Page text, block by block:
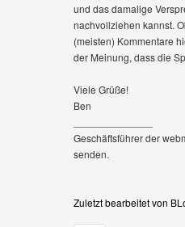
und das damalige
nachvollziehen kannst.
(meisten) Kommentare
der Meinung, dass die
Viele Grüße!
Ben
Geschäftsführer der
senden.
Zuletzt bearbeitet von